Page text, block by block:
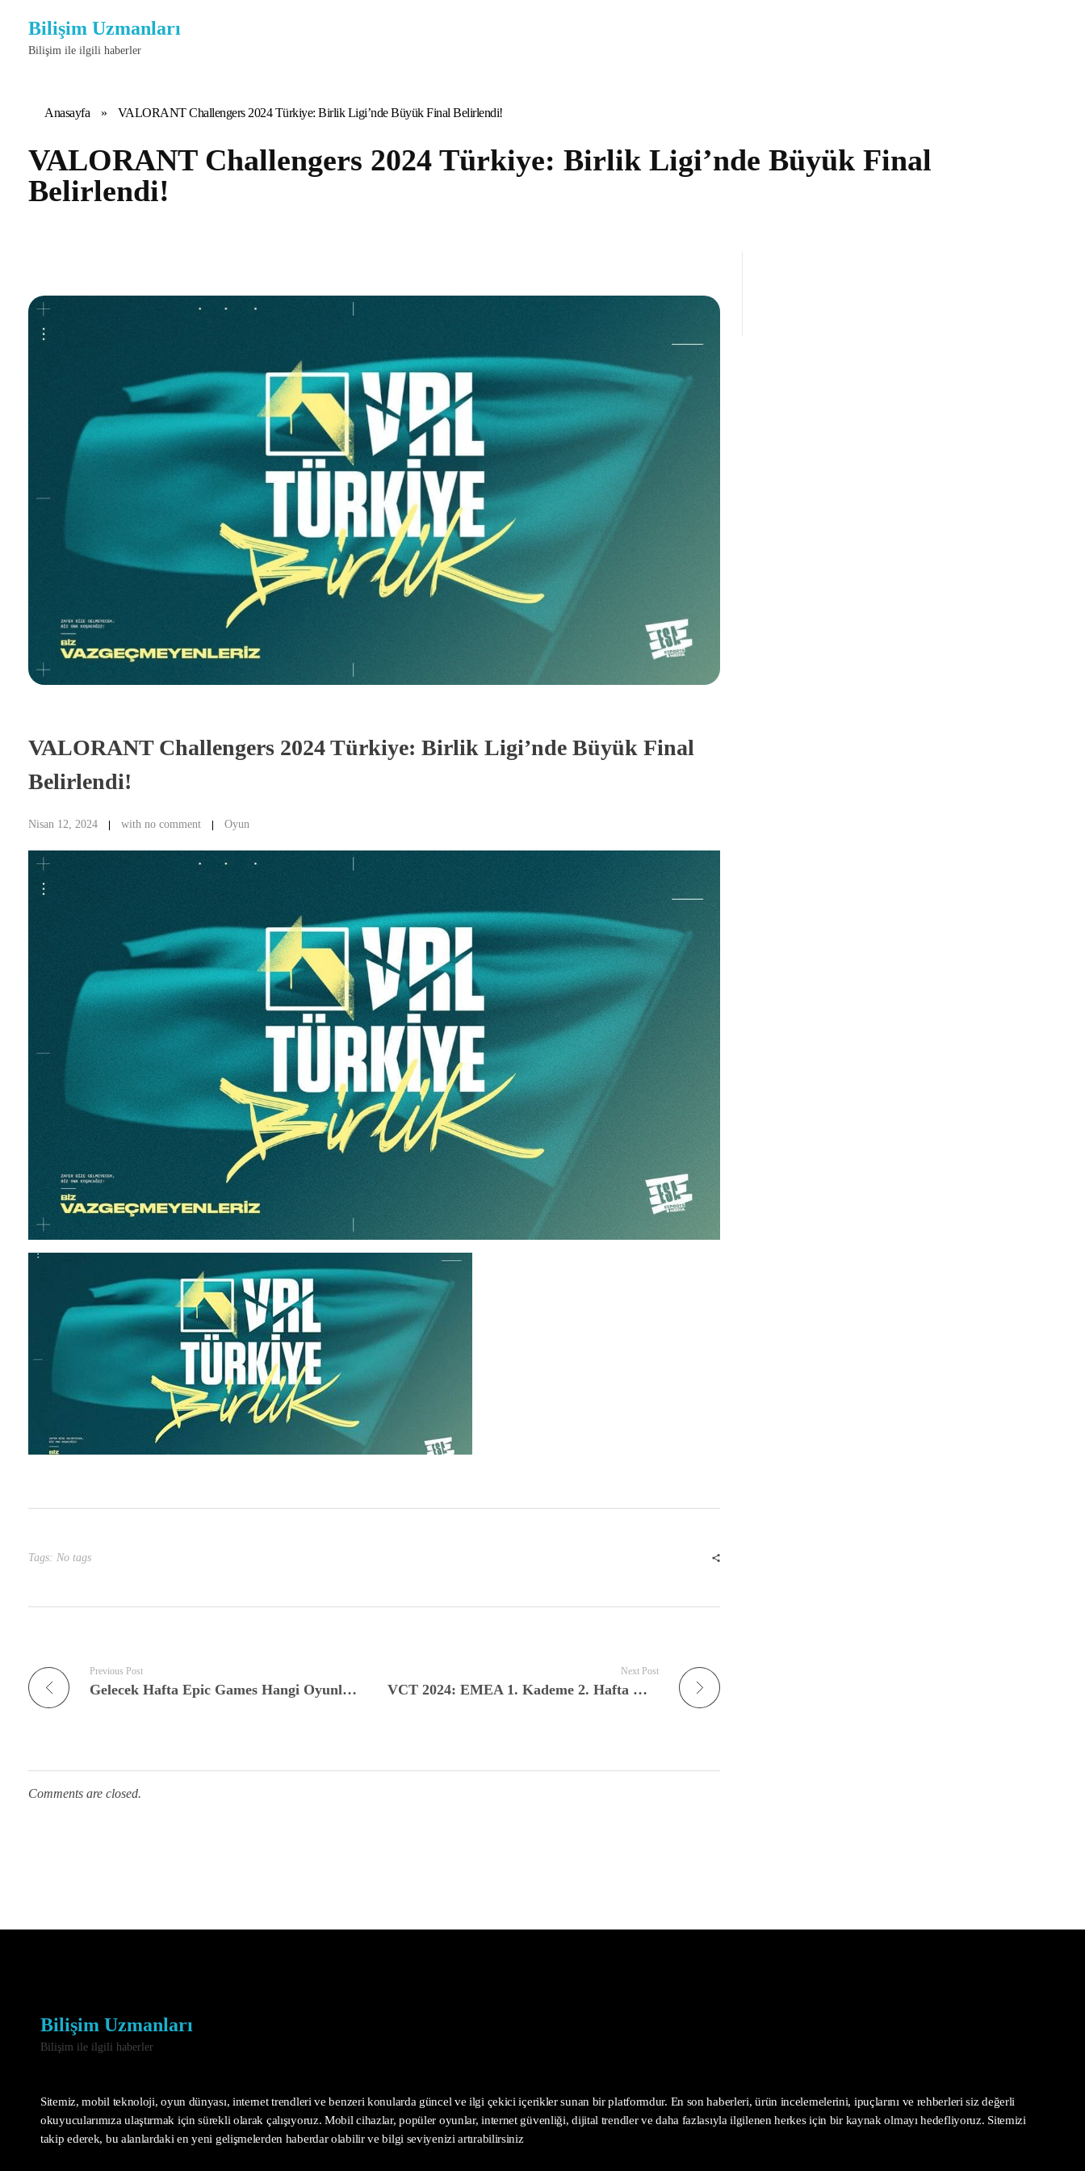
Bilişim Uzmanları
Bilişim ile ilgili haberler
Anasayfa » VALORANT Challengers 2024 Türkiye: Birlik Ligi’nde Büyük Final Belirlendi!
VALORANT Challengers 2024 Türkiye: Birlik Ligi’nde Büyük Final
Belirlendi!
VALORANT Challengers 2024 Türkiye: Birlik Ligi’nde Büyük Final
Belirlendi!
Nisan 12, 2024 with no comment Oyun
Tags: No tags
Previous Post
Gelecek Hafta Epic Games Hangi Oyunları Fiyatsız Verecek?
Next Post
VCT 2024: EMEA 1. Kademe 2. Hafta Müsabakaları Oynandı!
Comments are closed.
Bilişim Uzmanları
Bilişim ile ilgili haberler
Sitemiz, mobil teknoloji, oyun dünyası, internet trendleri ve benzeri konularda güncel ve ilgi çekici içerikler sunan bir platformdur. En son haberleri, ürün incelemelerini, ipuçlarını ve rehberleri siz değerli
okuyucularımıza ulaştırmak için sürekli olarak çalışıyoruz. Mobil cihazlar, popüler oyunlar, internet güvenliği, dijital trendler ve daha fazlasıyla ilgilenen herkes için bir kaynak olmayı hedefliyoruz. Sitemizi
takip ederek, bu alanlardaki en yeni gelişmelerden haberdar olabilir ve bilgi seviyenizi artırabilirsiniz